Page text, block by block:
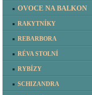
OVOCE NA BALKON
RAKYTNÍKY
REBARBORA
RÉVA STOLNÍ
RYBÍZY
SCHIZANDRA